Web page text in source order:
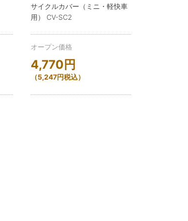
サイクルカバー（ミニ・軽快車
用） CV-SC2
オープン価格
4,770 円
（5,247円税込）